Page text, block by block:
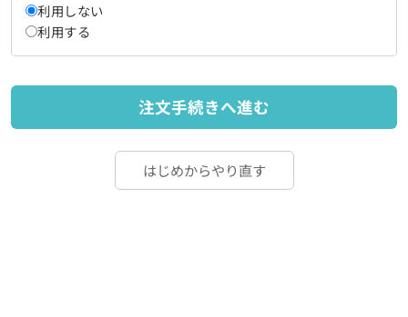
利用しない
利用する
注文手続きへ進む
はじめからやり直す